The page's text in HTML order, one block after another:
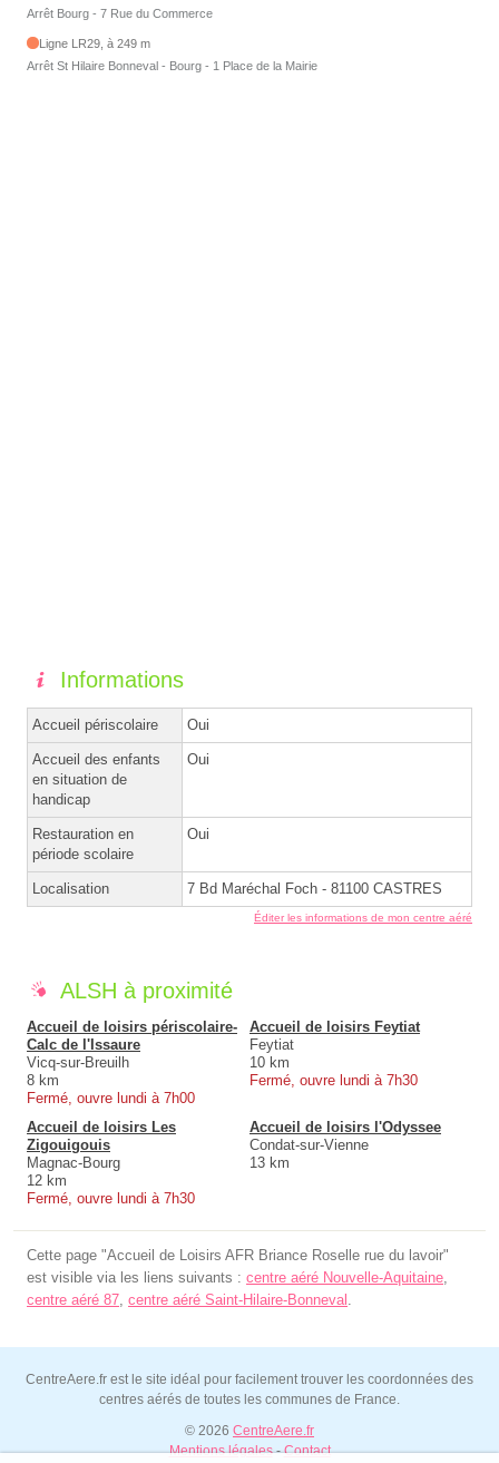
Arrêt Bourg - 7 Rue du Commerce
Ligne LR29, à 249 m
Arrêt St Hilaire Bonneval - Bourg - 1 Place de la Mairie
Informations
Accueil périscolaire Oui
Accueil des enfants
en situation de
handicap
Oui
Restauration en
période scolaire
Oui
Localisation 7 Bd Maréchal Foch - 81100 CASTRES
Éditer les informations de mon centre aéré
ALSH à proximité
Accueil de loisirs périscolaire-
Calc de l'Issaure
Vicq-sur-Breuilh
8 km
Fermé, ouvre lundi à 7h00
Accueil de loisirs Feytiat
Feytiat
10 km
Fermé, ouvre lundi à 7h30
Accueil de loisirs Les
Zigouigouis
Magnac-Bourg
12 km
Fermé, ouvre lundi à 7h30
Accueil de loisirs l'Odyssee
Condat-sur-Vienne
13 km
Cette page "Accueil de Loisirs AFR Briance Roselle rue du lavoir"
est visible via les liens suivants : centre aéré Nouvelle-Aquitaine
centre aéré 87 centre aéré Saint-Hilaire-Bonneval
CentreAere.fr est le site idéal pour facilement trouver les coordonnées des
centres aérés de toutes les communes de France.
© 2026 CentreAere.fr
Mentions légales-Contact